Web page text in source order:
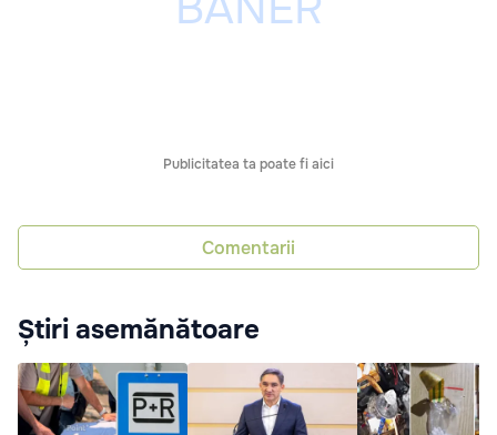
Publicitatea ta poate fi aici
Comentarii
Știri asemănătoare